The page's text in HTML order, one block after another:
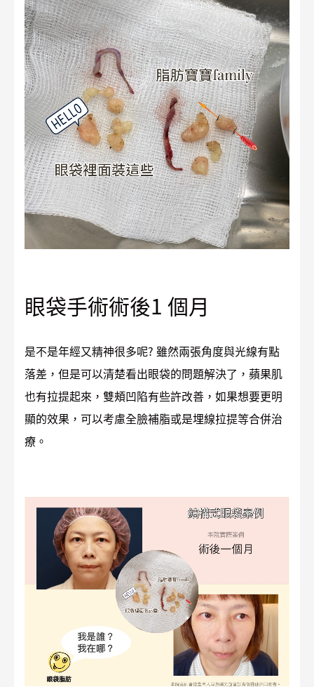
眼袋手術術後1 個月
是不是年經又精神很多呢? 雖然兩張角度與光線有點
落差，但是可以清楚看出眼袋的問題解決了，蘋果肌
也有拉提起來，雙頰凹陷有些許改善，如果想要更明
顯的效果，可以考慮全臉補脂或是埋線拉提等合併治
療。